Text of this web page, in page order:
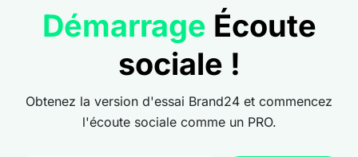
Démarrage Écoute
sociale !
Obtenez la version d'essai Brand24 et commencez
l'écoute sociale comme un PRO.